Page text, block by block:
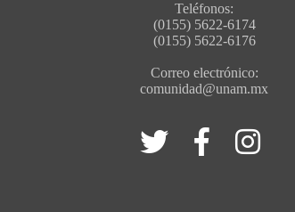
Teléfonos:
(0155) 5622-6174
(0155) 5622-6176
Correo electrónico:
comunidad@unam.mx